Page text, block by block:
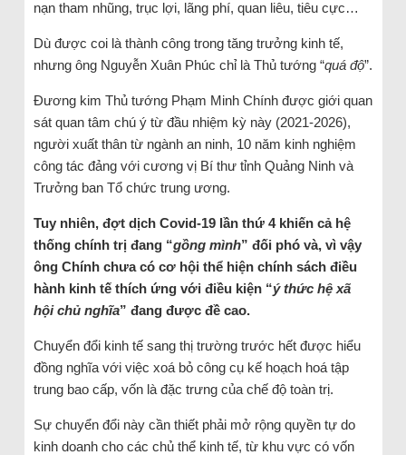
nạn tham nhũng, trục lợi, lãng phí, quan liêu, tiêu cực…
Dù được coi là thành công trong tăng trưởng kinh tế,
nhưng ông Nguyễn Xuân Phúc chỉ là Thủ tướng “quá độ”.
Đương kim Thủ tướng Phạm Minh Chính được giới quan
sát quan tâm chú ý từ đầu nhiệm kỳ này (2021-2026),
người xuất thân từ ngành an ninh, 10 năm kinh nghiệm
công tác đảng với cương vị Bí thư tỉnh Quảng Ninh và
Trưởng ban Tổ chức trung ương.
Tuy nhiên, đợt dịch Covid-19 lần thứ 4 khiến cả hệ
thống chính trị đang “gồng mình” đối phó và, vì vậy
ông Chính chưa có cơ hội thể hiện chính sách điều
hành kinh tế thích ứng với điều kiện “ý thức hệ xã
hội chủ nghĩa” đang được đề cao.
Chuyển đổi kinh tế sang thị trường trước hết được hiểu
đồng nghĩa với việc xoá bỏ công cụ kế hoạch hoá tập
trung bao cấp, vốn là đặc trưng của chế độ toàn trị.
Sự chuyển đổi này cần thiết phải mở rộng quyền tự do
kinh doanh cho các chủ thể kinh tế, từ khu vực có vốn